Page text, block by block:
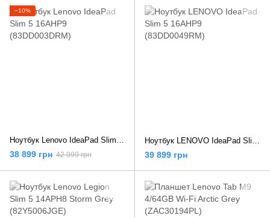
−10%
38 899 грн 42 999 грн 39 899 грн